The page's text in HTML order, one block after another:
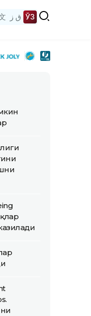
ق ز ЎЗ